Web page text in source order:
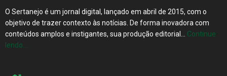
O Sertanejo é um jornal digital, lançado em abril de 2015, com o
objetivo de trazer contexto às notícias. De forma inovadora com
conteúdos amplos e instigantes, sua produção editorial… Continue
lendo…